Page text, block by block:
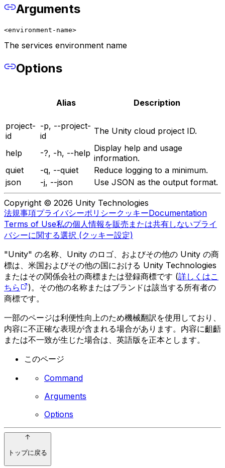
Arguments
<environment-name>
The services environment name
Options
Alias Description
project-
id
-p, --project-
id
The Unity cloud project ID.
help -?, -h, --help Display help and usage
information.
quiet
-q, --quiet
Reduce logging to a minimum.
json
-j, --json Use JSON as the output format.
Copyright © 2026 Unity Technologies
法規事項プライバシーポリシークッキーDocumentation
Terms of Use私の個人情報を販売または共有しないプライ
バシーに関する選択 (クッキー設定)
"Unity" の名称、Unity のロゴ、およびその他の Unity の商
標は、米国およびその他の国における Unity Technologies
またはその関係会社の商標または登録商標です (詳しくはこ
ちら
)。その他の名称またはブランドは該当する所有者の
商標です。
一部のページは利便性向上のため機械翻訳を使用しており、
内容に不正確な表現が含まれる場合があります。内容に齟齬
または不一致が生じた場合は、英語版を正本とします。
このページ
Command
Arguments
Options
トップに戻る